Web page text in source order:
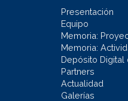
Presentación
Equipo
Memoria:
Memoria:
Depósito Digital
Partners
Actualidad
Galerías